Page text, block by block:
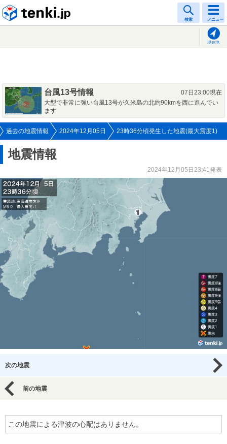
検索 メニュー
現在地
台風13号情報
07日23:00現在
大型で非常に強い台風13号が久米島の北約90kmを西に進んでい
ます
過去の地震情報 2024年12月05日 23時36分頃発生した地震(最大震度1)
地震情報
2024年12月05日23:41発表
次の地震
前の地震
この地震による津波の心配はありません。